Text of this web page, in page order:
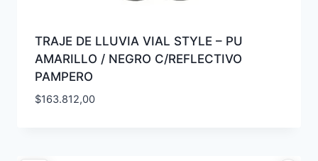
TRAJE DE LLUVIA VIAL STYLE – PU
AMARILLO / NEGRO C/REFLECTIVO
PAMPERO
$163.812,00